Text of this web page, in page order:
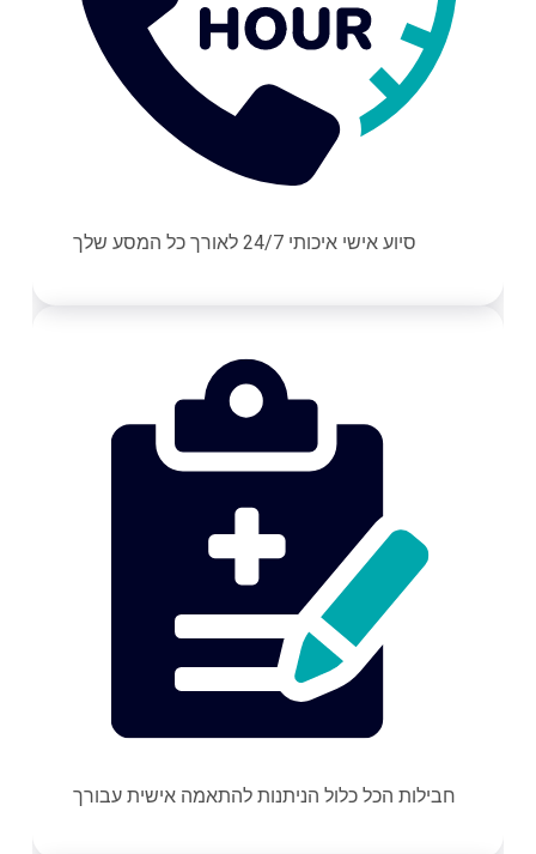
סיוע אישי איכותי 24/7 לאורך כל המסע שלך
חבילות הכל כלול הניתנות להתאמה אישית עבורך